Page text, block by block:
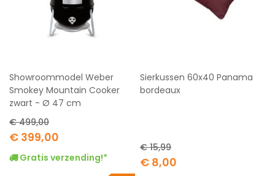
Showroommodel Weber
Smokey Mountain Cooker
zwart - Ø 47 cm
Special
Price
€ 399,00
€ 499,00
Gratis verzending!*
Sierkussen 60x40 Panama
bordeaux
Special
Price
€ 8,00
€ 15,99